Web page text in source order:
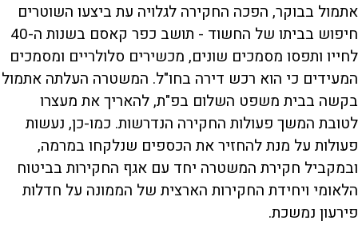
אתמול בבוקר, הפכה החקירה לגלויה עת ביצעו השוטרים
חיפוש בביתו של החשוד - תושב כפר קאסם בשנות ה-40
לחייו ותפסו מסמכים שונים, מכשירים סלולריים ומסמכים
המעידים כי הוא רכש דירה בחו"ל. המשטרה העלתה אתמול
בקשה בבית משפט השלום בפ"ת, להאריך את מעצרו
לטובת המשך פעולות החקירה הנדרשות. כמו-כן, נעשות
פעולות על מנת להחזיר את הכספים שנלקחו במרמה,
ובמקביל חקירת המשטרה יחד עם אגף החקירות בביטוח
הלאומי ויחידת החקירות הארצית של הממונה על חדלות
פירעון נמשכת.